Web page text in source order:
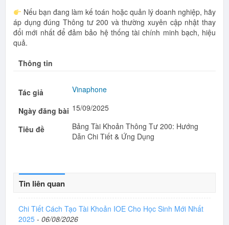
Nếu bạn đang làm kế toán hoặc quản lý doanh nghiệp, hãy
áp dụng đúng Thông tư 200 và thường xuyên cập nhật thay
đổi mới nhất để đảm bảo hệ thống tài chính minh bạch, hiệu
quả.
Thông tin
Tác giả Vinaphone
Ngày đăng bài 15/09/2025
Tiêu đề
Bảng Tài Khoản Thông Tư 200: Hướng
Dẫn Chi Tiết & Ứng Dụng
Tin liên quan
Chi Tiết Cách Tạo Tài Khoản IOE Cho Học Sinh Mới Nhất
2025 - 06/08/2026